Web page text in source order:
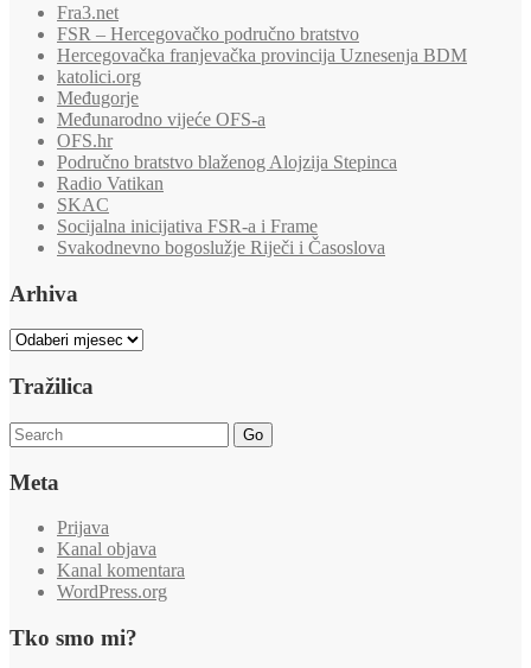
Fra3.net
FSR – Hercegovačko područno bratstvo
Hercegovačka franjevačka provincija Uznesenja BDM
katolici.org
Međugorje
Međunarodno vijeće OFS-a
OFS.hr
Područno bratstvo blaženog Alojzija Stepinca
Radio Vatikan
SKAC
Socijalna inicijativa FSR-a i Frame
Svakodnevno bogoslužje Riječi i Časoslova
Arhiva
Arhiva
Tražilica
Go
Meta
Prijava
Kanal objava
Kanal komentara
WordPress.org
Tko smo mi?